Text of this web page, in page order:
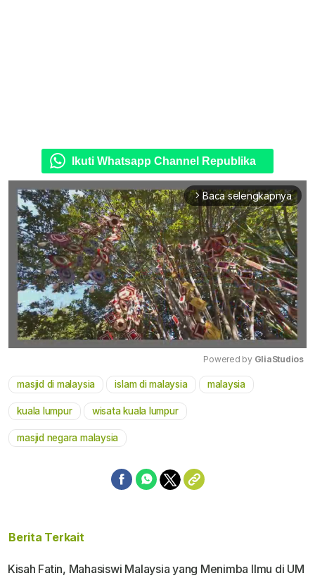
Ikuti Whatsapp Channel Republika
arrow_forward_ios Baca selengkapnya
Powered by GliaStudios
masjid di malaysia islam di malaysia malaysia
kuala lumpur wisata kuala lumpur
masjid negara malaysia
Berita Terkait
Kisah Fatin, Mahasiswi Malaysia yang Menimba Ilmu di UM